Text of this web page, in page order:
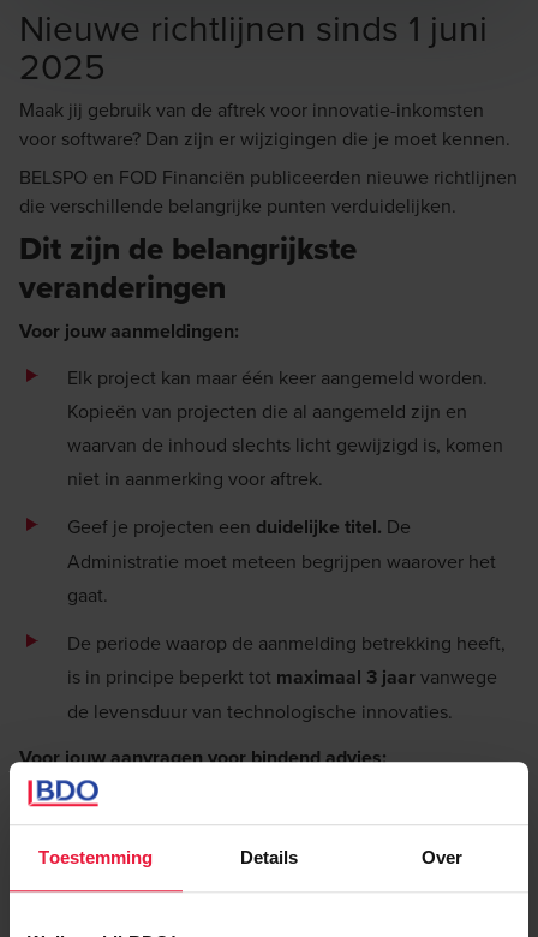
Toestemming Details Over
Nieuwe richtlijnen sinds 1 juni
2025
Maak jij gebruik van de aftrek voor innovatie-inkomsten
voor software? Dan zijn er wijzigingen die je moet kennen.
BELSPO en FOD Financiën publiceerden nieuwe richtlijnen
die verschillende belangrijke punten verduidelijken.
Dit zijn de belangrijkste
veranderingen
Voor jouw aanmeldingen:
Elk project kan maar één keer aangemeld worden.
Kopieën van projecten die al aangemeld zijn en
waarvan de inhoud slechts licht gewijzigd is, komen
niet in aanmerking voor aftrek.
Geef je projecten een duidelijke titel. De
Administratie moet meteen begrijpen waarover het
gaat.
De periode waarop de aanmelding betrekking heeft,
is in principe beperkt tot maximaal 3 jaarvanwege
de levensduur van technologische innovaties.
Voor jouw aanvragen voor bindend advies:
Het is
aanmeldingsprocedure voor vrijstelling van
Charlotte Broekaert
Partner
Stijn Rasschaert
Partner
Katrien Salomez
Advisor